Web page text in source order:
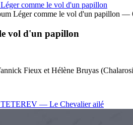
Léger comme le vol d'un papillon
vol d'un papillon
Fieux et Hélène Bruyas
TETEREV — Le Chevalier ailé